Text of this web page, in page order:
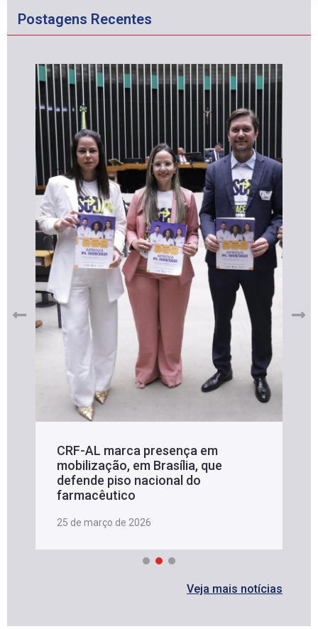
Postagens Recentes
CRF-AL marca presença em
mobilização, em Brasília, que
defende piso nacional do
farmacêutico
25 de março de 2026
Veja mais notícias